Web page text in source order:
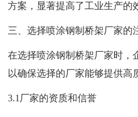
方案，显著提高了工业生产的
三、选择喷涂钢制桥架厂家的
在选择喷涂钢制桥架厂家时，
以确保选择的厂家能够提供高
3.1厂家的资质和信誉